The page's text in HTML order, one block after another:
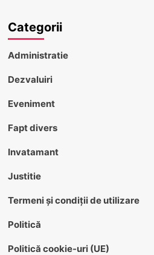
Categorii
Administratie
Dezvaluiri
Eveniment
Fapt divers
Invatamant
Justitie
Termeni și condiții de utilizare
Politică
Politică cookie-uri (UE)